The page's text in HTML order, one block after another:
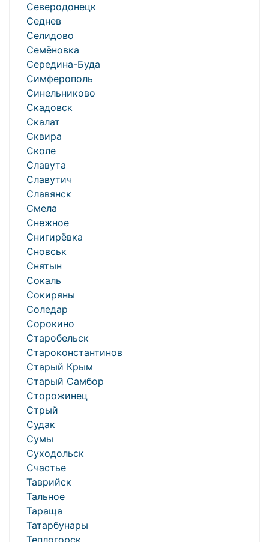
Северодонецк
Седнев
Селидово
Семёновка
Середина-Буда
Симферополь
Синельниково
Скадовск
Скалат
Сквира
Сколе
Славута
Славутич
Славянск
Смела
Снежное
Снигирёвка
Сновськ
Снятын
Сокаль
Сокиряны
Соледар
Сорокино
Старобельск
Староконстантинов
Старый Крым
Старый Самбор
Сторожинец
Стрый
Судак
Сумы
Суходольск
Счастье
Таврийск
Тальное
Тараща
Татарбунары
Теплогорск